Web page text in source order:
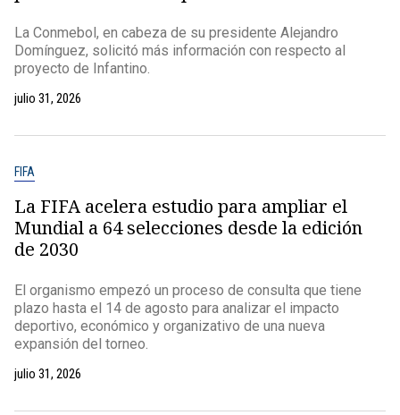
La Conmebol, en cabeza de su presidente Alejandro
Domínguez, solicitó más información con respecto al
proyecto de Infantino.
julio 31, 2026
FIFA
La FIFA acelera estudio para ampliar el
Mundial a 64 selecciones desde la edición
de 2030
El organismo empezó un proceso de consulta que tiene
plazo hasta el 14 de agosto para analizar el impacto
deportivo, económico y organizativo de una nueva
expansión del torneo.
julio 31, 2026